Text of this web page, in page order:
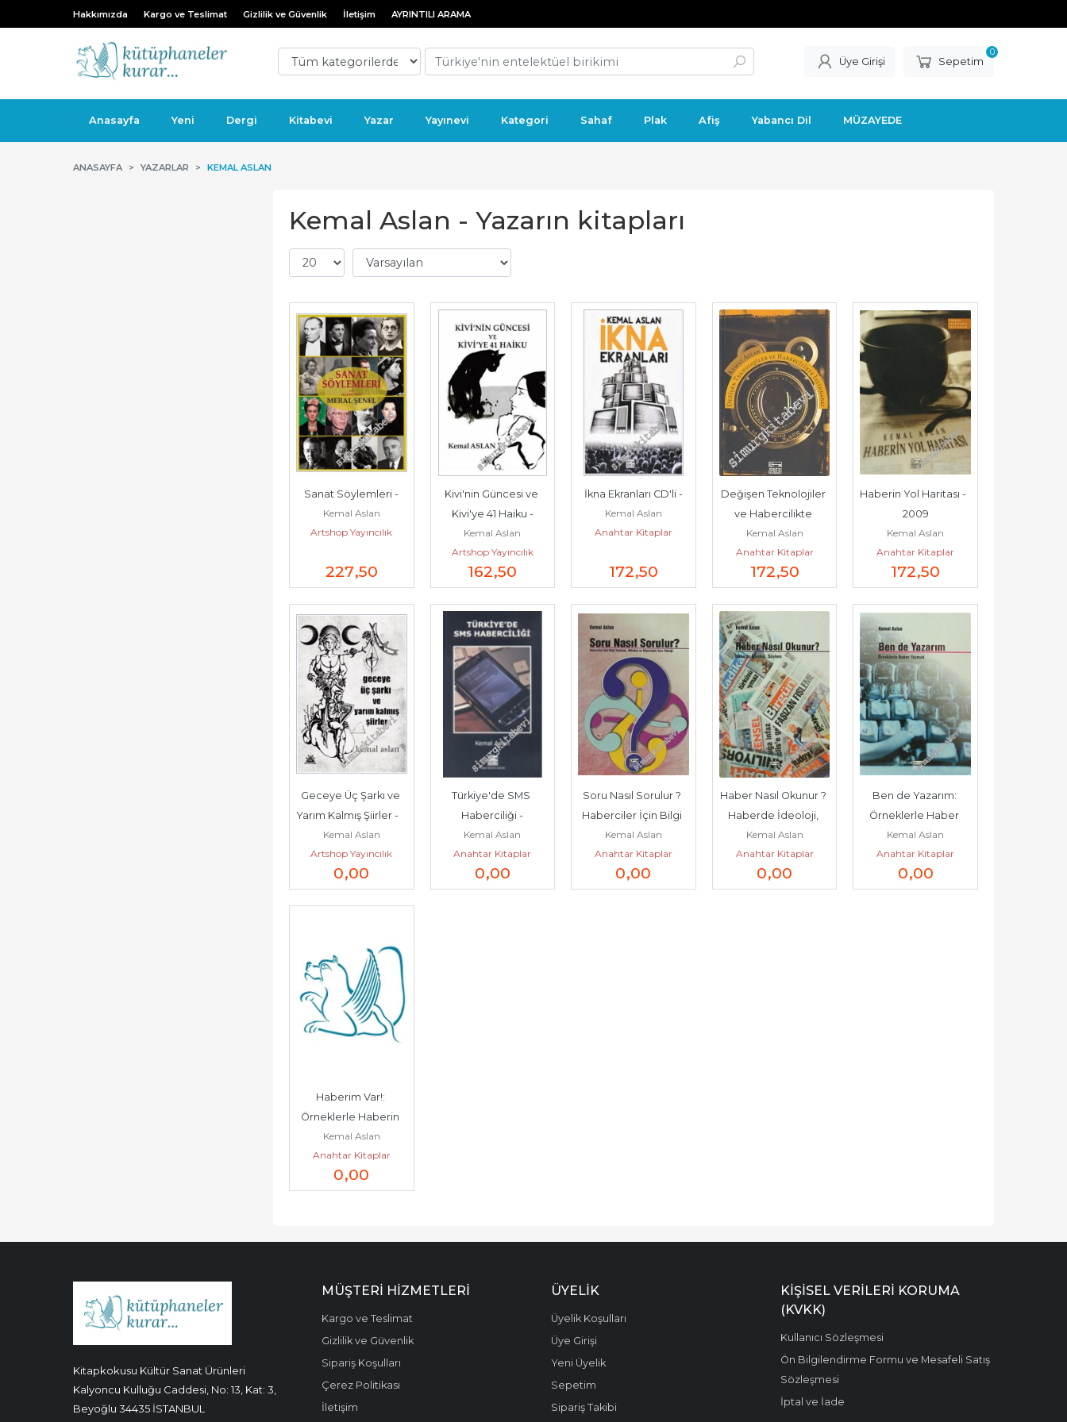
Hakkımızda Kargo ve Teslimat Gizlilik ve Güvenlik İletişim AYRINTILI ARAMA
Üye Girişi Sepetim
0
Anasayfa Yeni Dergi Kitabevi Yazar Yayınevi Kategori Sahaf Plak Afiş Yabancı Dil MÜZAYEDE
ANASAYFA YAZARLAR KEMAL ASLAN
Kemal Aslan - Yazarın kitapları
Sanat Söylemleri -
Kemal Aslan
Artshop Yayıncılık
227,50
Kivi'nin Güncesi ve
Kivi'ye 41 Haiku -
Kemal Aslan
Artshop Yayıncılık
162,50
İkna Ekranları CD'li -
Kemal Aslan
Anahtar Kitaplar
172,50
Değişen Teknolojiler
ve Habercilikte
İstihbarat -
Kemal Aslan
Anahtar Kitaplar
172,50
Haberin Yol Haritası -
2009
Kemal Aslan
Anahtar Kitaplar
172,50
Geceye Üç Şarkı ve
Yarım Kalmış Şiirler -
2024
Kemal Aslan
Artshop Yayıncılık
0,00
Türkiye'de SMS
Haberciliği -
Kemal Aslan
Anahtar Kitaplar
0,00
Soru Nasıl Sorulur ?
Haberciler İçin Bilgi
Toplama, Mülakat
ve...
Kemal Aslan
Anahtar Kitaplar
0,00
Haber Nasıl Okunur ?
Haberde İdeoloji,
Söylem -        2004
Kemal Aslan
Anahtar Kitaplar
0,00
Ben de Yazarım:
Örneklerle Haber
Yazmak -        2004
Kemal Aslan
Anahtar Kitaplar
0,00
Haberim Var!:
Örneklerle Haberin
ABC'si -        2003
Kemal Aslan
Anahtar Kitaplar
0,00
Kitapkokusu Kültür Sanat Ürünleri
Kalyoncu Kulluğu Caddesi, No: 13, Kat: 3,
Beyoğlu 34435 İSTANBUL
MÜŞTERI HIZMETLERI
Kargo ve Teslimat
Gizlilik ve Güvenlik
Sipariş Koşulları
Çerez Politikası
İletişim
ÜYELIK
Üyelik Koşulları
Üye Girişi
Yeni Üyelik
Sepetim
Sipariş Takibi
KIŞISEL VERILERI KORUMA
(KVKK)
Kullanıcı Sözleşmesi
Ön Bilgilendirme Formu ve Mesafeli Satış
Sözleşmesi
İptal ve İade